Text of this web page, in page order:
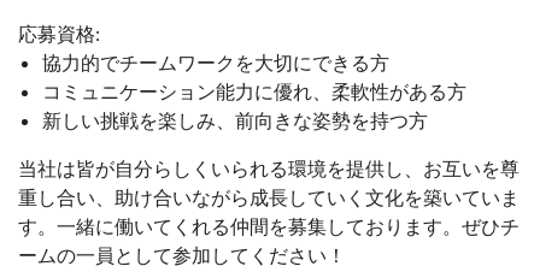
応募資格:
協力的でチームワークを大切にできる方
コミュニケーション能力に優れ、柔軟性がある方
新しい挑戦を楽しみ、前向きな姿勢を持つ方
当社は皆が自分らしくいられる環境を提供し、お互いを尊
重し合い、助け合いながら成長していく文化を築いていま
す。一緒に働いてくれる仲間を募集しております。ぜひチ
ームの一員として参加してください！